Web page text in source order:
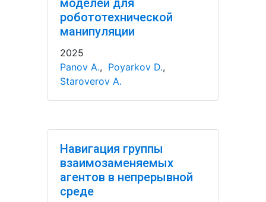
моделей для
робототехнической
манипуляции
2025
Panov A., Poyarkov D.,
Staroverov A.
Навигация группы
взаимозаменяемых
агентов в непрерывной
среде